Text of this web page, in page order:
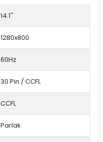
14.1''
1280x800
60Hz
30 Pin / CCFL
CCFL
Parlak